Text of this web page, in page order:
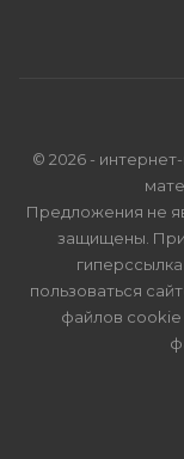
© 2026 -
Предложения не
защищены.
пользоваться
файлов cookie